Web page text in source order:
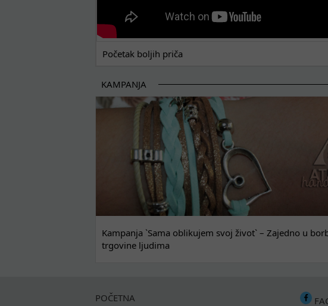
Početak boljih priča
KAMPANJA
Kampanja `Sama oblikujem svoj život` – Zajedno u
trgovine ljudima
POČETNA